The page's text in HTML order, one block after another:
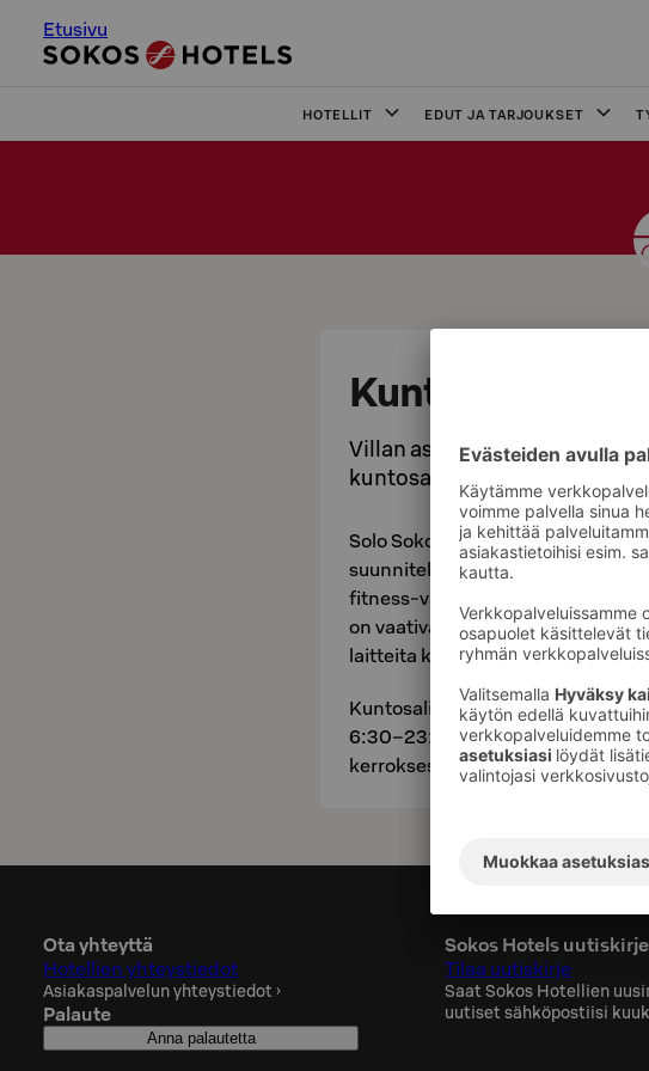
Etusivu
HOTELLIT EDUT JA TARJOUKSET
Kuntosali
Villan asiakkaiden käytössä
kuntosali.
Solo Sokos Hotel Tornin tasokas
suunniteltu yhteistyössä
fitness-valmentajan Jutta Larmin
on vaativankin kuntoilijan
laitteita kaikkien lihasryhmien
Kuntosali on vapaasti
6:30–23:00. Kuntosali sijaitsee
kerroksessa ja sinne on katettu
Ota yhteyttä
Hotellien yhteystiedot
Asiakaspalvelun yhteystiedot ›
Palaute
Anna palautetta
Sokos Hotels uutiskirje
Tilaa uutiskirje
Saat Sokos Hotellien
uutiset sähköpostiisi